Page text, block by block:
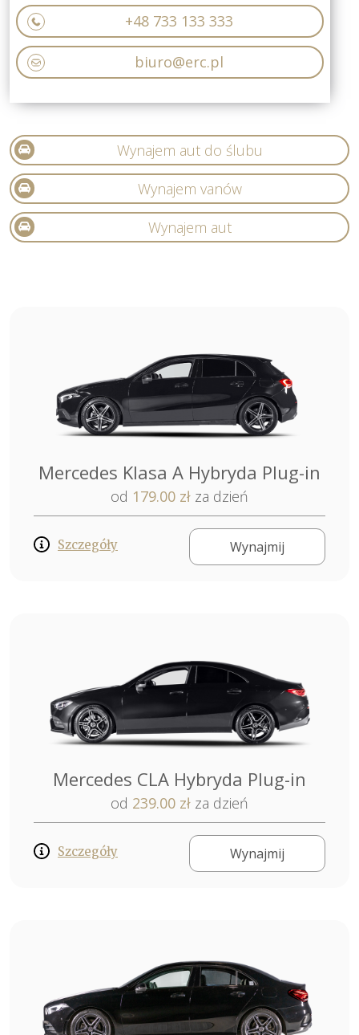
+48 733 133 333
biuro@erc.pl
Wynajem aut do ślubu
Wynajem vanów
Wynajem aut
Mercedes Klasa A Hybryda Plug-in
od 179.00 zł za dzień
Szczegóły Wynajmij
Mercedes CLA Hybryda Plug-in
od 239.00 zł za dzień
Szczegóły Wynajmij